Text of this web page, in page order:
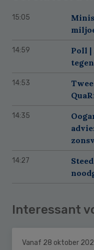
15:05
14:59
Poll
14:53
14:35
14:27
Interessant
Vanaf 28 oktober